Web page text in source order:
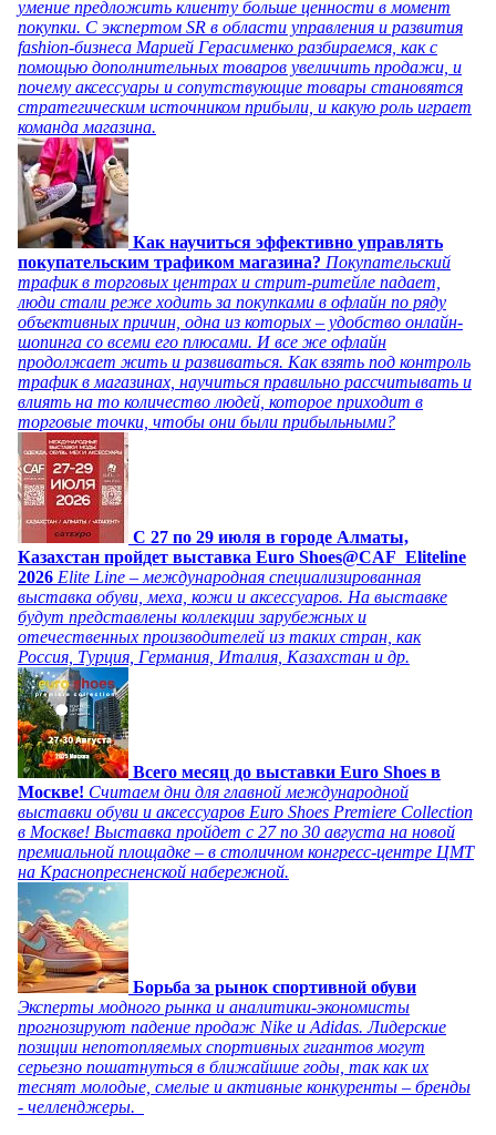
умение предложить клиенту больше ценности в момент
покупки. С экспертом SR в области управления и развития
fashion-бизнеса Марией Герасименко разбираемся, как с
помощью дополнительных товаров увеличить продажи, и
почему аксессуары и сопутствующие товары становятся
стратегическим источником прибыли, и какую роль играет
команда магазина.
Как научиться эффективно управлять
покупательским трафиком магазина? Покупательский
трафик в торговых центрах и стрит-ритейле падает,
люди стали реже ходить за покупками в офлайн по ряду
объективных причин, одна из которых – удобство онлайн-
шопинга со всеми его плюсами. И все же офлайн
продолжает жить и развиваться. Как взять под контроль
трафик в магазинах, научиться правильно рассчитывать и
влиять на то количество людей, которое приходит в
торговые точки, чтобы они были прибыльными?
C 27 по 29 июля в городе Алматы,
Казахстан пройдет выставка Euro Shoes@CAF_Eliteline
2026 Elite Line – международная специализированная
выставка обуви, меха, кожи и аксессуаров. На выставке
будут представлены коллекции зарубежных и
отечественных производителей из таких стран, как
Россия, Турция, Германия, Италия, Казахстан и др.
Всего месяц до выставки Euro Shoes в
Москве! Считаем дни для главной международной
выставки обуви и аксессуаров Euro Shoes Premiere Collection
в Москве! Выставка пройдет с 27 по 30 августа на новой
премиальной площадке – в столичном конгресс-центре ЦМТ
на Краснопресненской набережной.
Борьба за рынок спортивной обуви
Эксперты модного рынка и аналитики-экономисты
прогнозируют падение продаж Nike и Adidas. Лидерские
позиции непотопляемых спортивных гигантов могут
серьезно пошатнуться в ближайшие годы, так как их
теснят молодые, смелые и активные конкуренты – бренды
- челленджеры.